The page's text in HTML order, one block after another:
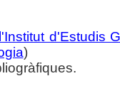
d'Estudis
)